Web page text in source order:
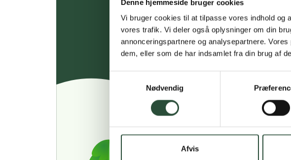
Denne hjemmeside bruger cookies
Vi bruger cookies til at tilpasse vores indhold og
vores trafik. Vi deler også oplysninger om din
annonceringspartnere og analysepartnere.
dem, eller som de har indsamlet fra din brug af
Nødvendig
Afvis